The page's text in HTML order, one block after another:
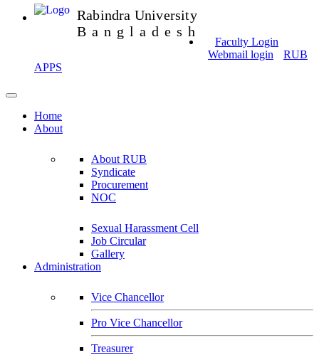
Rabindra University
Bangladesh
Faculty Login
Webmail login
RUB
APPS
Home
About
About RUB
Syndicate
Procurement
NOC
Sexual Harassment Cell
Job Circular
Gallery
Administration
Vice Chancellor
Pro Vice Chancellor
Treasurer